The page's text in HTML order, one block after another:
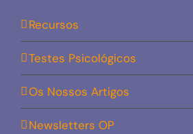
Recursos
Testes Psicológicos
Os Nossos Artigos
Newsletters OP